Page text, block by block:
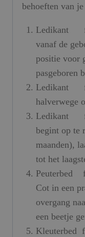
behoeften van
Ledikant
vanaf de
positie voor
pasgeboren
Ledikant
halverwege
Ledikant
begint op te
maanden),
tot het
Peuterbed
Cot in een
overgang
een beetje
Kleuterbed